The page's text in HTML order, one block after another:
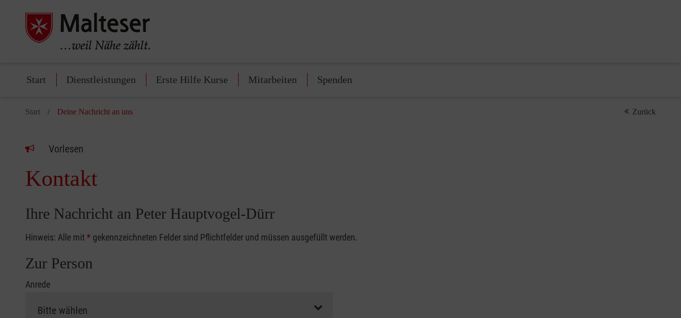
Start Dienstleistungen Erste Hilfe Kurse Mitarbeiten Spenden
Start Deine Nachricht an uns Zurück
Vorlesen
Kontakt
Ihre Nachricht an Peter Hauptvogel-Dürr
Hinweis: Alle mit* gekennzeichneten Felder sind Pflichtfelder und müssen ausgefüllt werden.
Zur Person
Anrede